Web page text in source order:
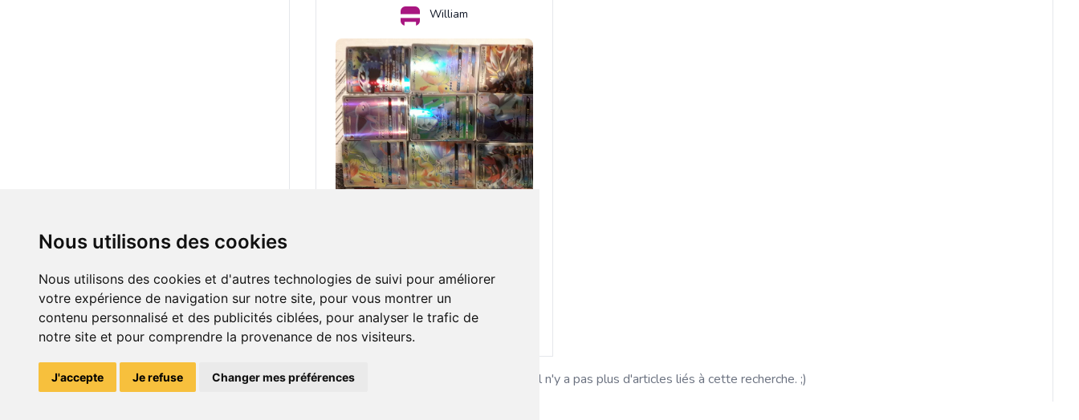
Nous utilisons des cookies
Nous utilisons des cookies et d'autres technologies de suivi pour améliorer
votre expérience de navigation sur notre site, pour vous montrer un
contenu personnalisé et des publicités ciblées, pour analyser le trafic de
notre site et pour comprendre la provenance de nos visiteurs.
J'accepte Je refuse Changer mes préférences
William
Carte pokemon et gx
Ajouter au lot
Il n'y a pas plus d'articles liés à cette recherche. ;)